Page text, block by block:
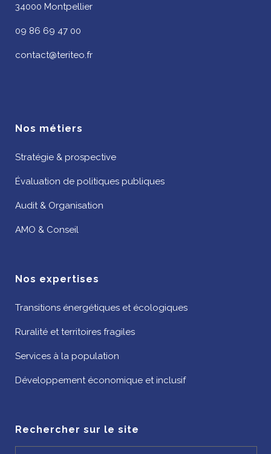
34000 Montpellier
09 86 69 47 00
contact@teriteo.fr
Nos métiers
Stratégie & prospective
Évaluation de politiques publiques
Audit & Organisation
AMO & Conseil
Nos expertises
Transitions énergétiques et écologiques
Ruralité et territoires fragiles
Services à la population
Développement économique et inclusif
Rechercher sur le site